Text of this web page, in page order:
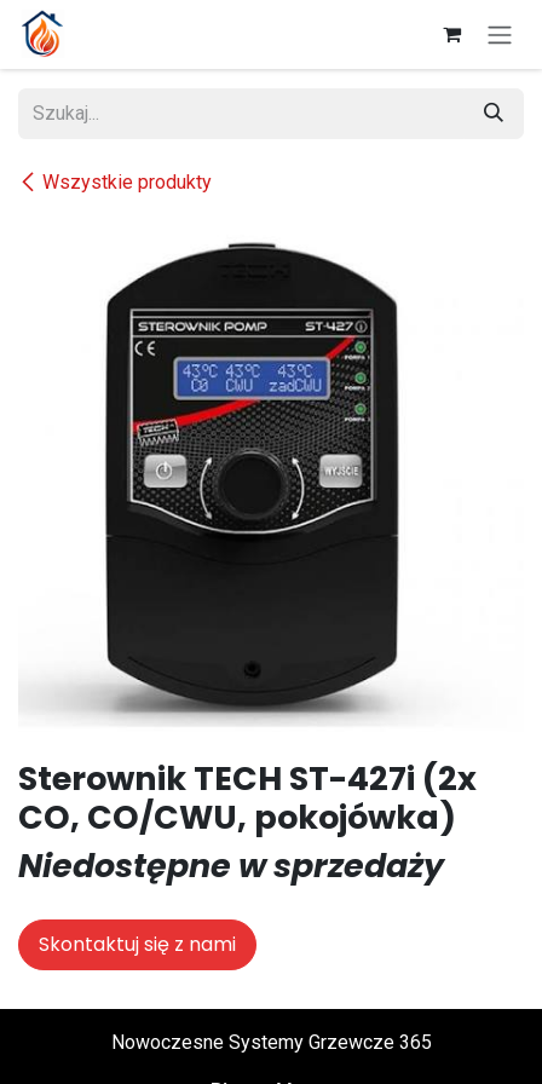
Przejdź do zawartości
Wszystkie produkty
Sterownik TECH ST-427i (2x
CO, CO/CWU, pokojówka)
Niedostępne w sprzedaży
Skontaktuj się z nami
Nowoczesne Systemy Grzewcze 365